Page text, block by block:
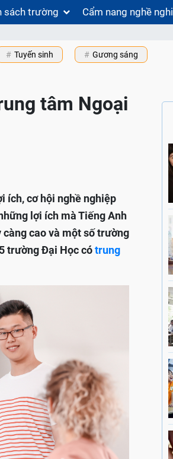
sách trường Cẩm nang nghề
Tuyến sinh Gương sáng
tâm Ngoại
ích, cơ hội nghề nghiệp
lợi ích mà Tiếng Anh
cao và một số trường
trường Đại Học cótrung